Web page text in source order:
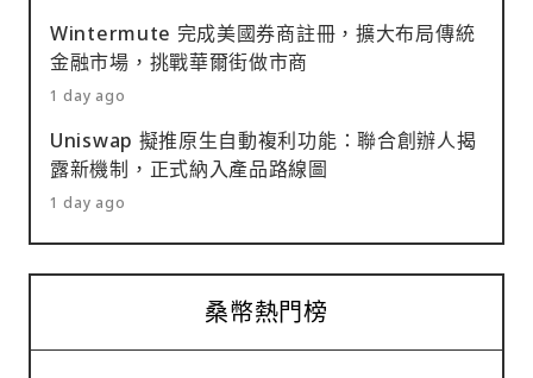
Wintermute 完成美國券商註冊，擴大布局傳統
金融市場，挑戰華爾街做市商
1 day ago
Uniswap 擬推原生自動複利功能：聯合創辦人揭
露新機制，正式納入產品路線圖
1 day ago
桑幣熱門榜